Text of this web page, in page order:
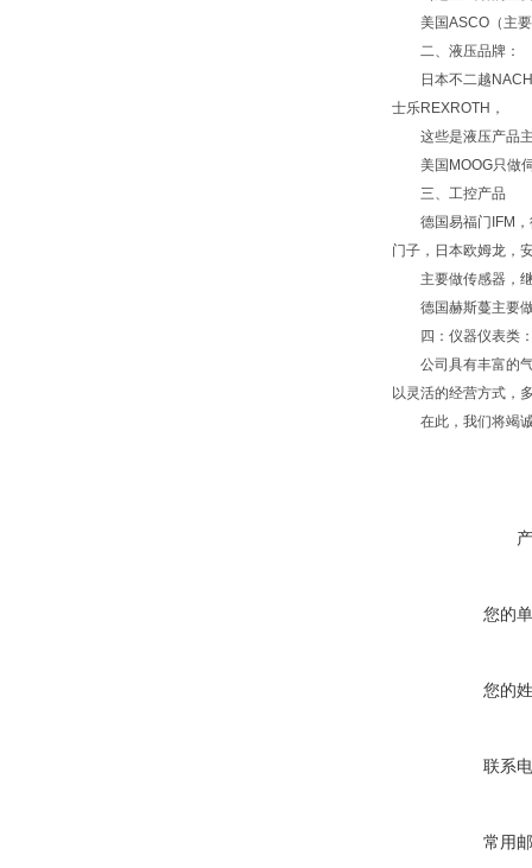
美国ASCO（主要
二、液压品牌：
日本不二越NACHI
士乐REXROTH，
这些是液压产品主
美国MOOG只做
三、工控产品
德国易福门IFM，德
门子，日本欧姆龙，
主要做传感器，继
德国赫斯蔓主要
四：仪器仪表类：
公司具有丰富的气
以灵活的经营方式，
在此，我们将竭诚
您的
您的
联系
常用